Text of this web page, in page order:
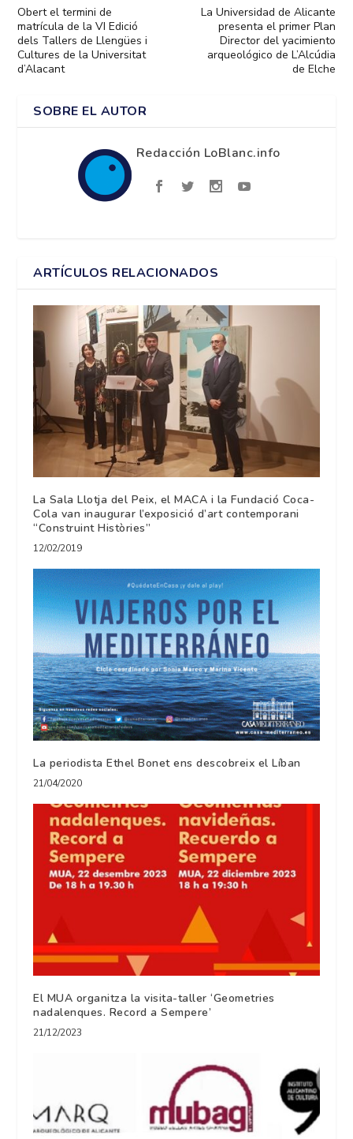
Obert el termini de
matrícula de la VI Edició
dels Tallers de Llengües i
Cultures de la Universitat
d’Alacant
La Universidad de Alicante
presenta el primer Plan
Director del yacimiento
arqueológico de L’Alcúdia
de Elche
SOBRE EL AUTOR
Redacción LoBlanc.info
ARTÍCULOS RELACIONADOS
La Sala Llotja del Peix, el MACA i la Fundació Coca-
Cola van inaugurar l’exposició d’art contemporani
“Construint Històries”
12/02/2019
La periodista Ethel Bonet ens descobreix el Líban
21/04/2020
El MUA organitza la visita-taller ‘Geometries
nadalenques. Record a Sempere’
21/12/2023